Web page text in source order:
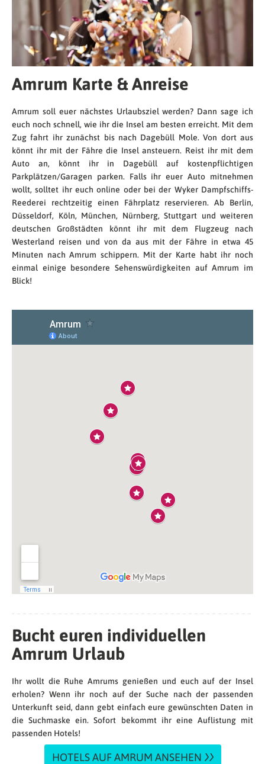
Amrum Karte & Anreise
Amrum soll euer nächstes Urlaubsziel werden? Dann sage ich
euch noch schnell, wie ihr die Insel am besten erreicht. Mit dem
Zug fahrt ihr zunächst bis nach Dagebüll Mole. Von dort aus
könnt ihr mit der Fähre die Insel ansteuern. Reist ihr mit dem
Auto an, könnt ihr in Dagebüll auf kostenpflichtigen
Parkplätzen/Garagen parken. Falls ihr euer Auto mitnehmen
wollt, solltet ihr euch online oder bei der Wyker Dampfschiffs-
Reederei rechtzeitig einen Fährplatz reservieren. Ab Berlin,
Düsseldorf, Köln, München, Nürnberg, Stuttgart und weiteren
deutschen Großstädten könnt ihr mit dem Flugzeug nach
Westerland reisen und von da aus mit der Fähre in etwa 45
Minuten nach Amrum schippern. Mit der Karte habt ihr noch
einmal einige besondere Sehenswürdigkeiten auf Amrum im
Blick!
Bucht euren individuellen
Amrum Urlaub
Ihr wollt die Ruhe Amrums genießen und euch auf der Insel
erholen? Wenn ihr noch auf der Suche nach der passenden
Unterkunft seid, dann gebt einfach eure gewünschten Daten in
die Suchmaske ein. Sofort bekommt ihr eine Auflistung mit
passenden Hotels!
HOTELS AUF AMRUM ANSEHEN